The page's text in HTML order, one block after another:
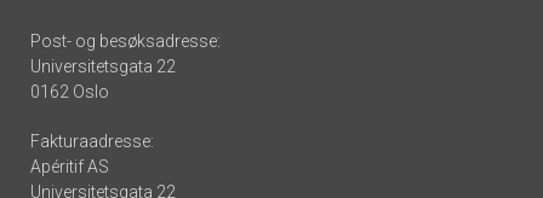
Post- og besøksadresse:
Universitetsgata 22
0162 Oslo
Fakturaadresse:
Apéritif AS
Universitetsgata 22